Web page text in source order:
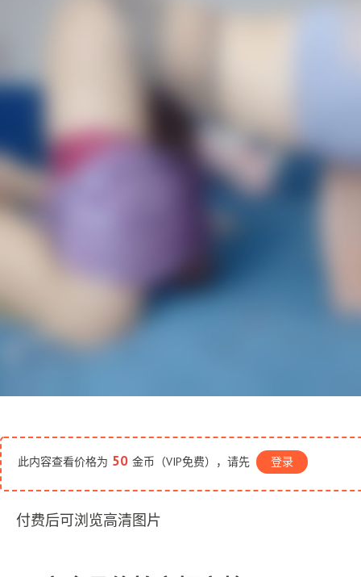
此内容查看价格为 50 金币（VIP免费），请先 登录
付费后可浏览高清图片